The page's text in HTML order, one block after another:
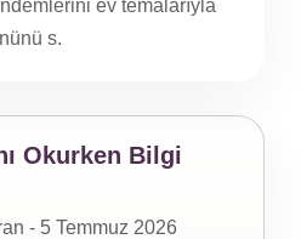
ev temalarıyla
s.
Okurken Bilgi
- 5 Temmuz 2026